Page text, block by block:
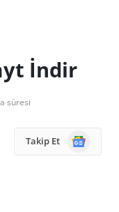
İndir
süresi
Takip Et
Google
News